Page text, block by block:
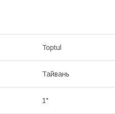
Toptul
Тайвань
1"